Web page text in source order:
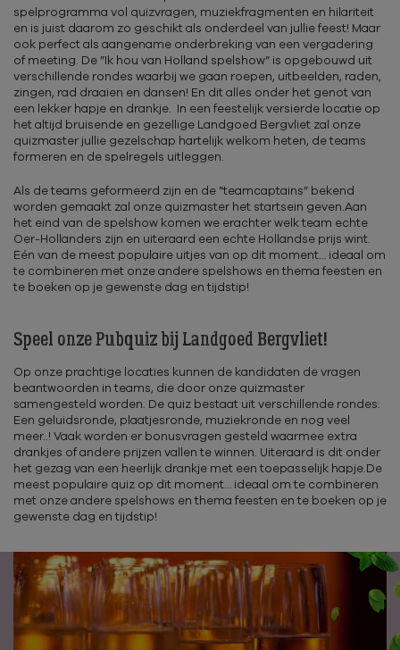
spelprogramma vol quizvragen, muziekfragmenten en hilariteit
en is juist daarom zo geschikt als onderdeel van jullie feest! Maar
ook perfect als aangename onderbreking van een vergadering
of meeting. De ”Ik hou van Holland spelshow” is opgebouwd uit
verschillende rondes waarbij we gaan roepen, uitbeelden, raden,
zingen, rad draaien en dansen! En dit alles onder het genot van
een lekker hapje en drankje. In een feestelijk versierde locatie op
het altijd bruisende en gezellige Landgoed Bergvliet zal onze
quizmaster jullie gezelschap hartelijk welkom heten, de teams
formeren en de spelregels uitleggen.
Als de teams geformeerd zijn en de ”teamcaptains” bekend
worden gemaakt zal onze quizmaster het startsein geven.Aan
het eind van de spelshow komen we erachter welk team echte
Oer-Hollanders zijn en uiteraard een echte Hollandse prijs wint.
Eén van de meest populaire uitjes van op dit moment… ideaal om
te combineren met onze andere spelshows en thema feesten en
te boeken op je gewenste dag en tijdstip!
Speel onze Pubquiz bij Landgoed Bergvliet!
Op onze prachtige locaties kunnen de kandidaten de vragen
beantwoorden in teams, die door onze quizmaster
samengesteld worden. De quiz bestaat uit verschillende rondes:
Een geluidsronde, plaatjesronde, muziekronde en nog veel
meer..! Vaak worden er bonusvragen gesteld waarmee extra
drankjes of andere prijzen vallen te winnen. Uiteraard is dit onder
het gezag van een heerlijk drankje met een toepasselijk hapje.De
meest populaire quiz op dit moment… ideaal om te combineren
met onze andere spelshows en thema feesten en te boeken op je
gewenste dag en tijdstip!